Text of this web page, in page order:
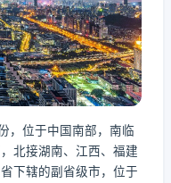
，位于中国南部，南临
北接湖南、江西、福建
下辖的副省级市，位于